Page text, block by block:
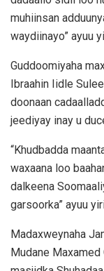
muhiinsan
waydiinayo” ayuu
Guddoomiyaha
Ibraahin Iidle
doonaan
jeediyay inay u
“Khudbadda
waxaana loo
dalkeena
garsoorka” ayuu
Madaxweynaha
Mudane Maxamed